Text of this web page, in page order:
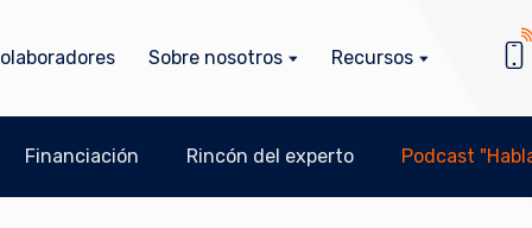
Sobre nosotros Recursos
Financiación Rincón del experto Podcast